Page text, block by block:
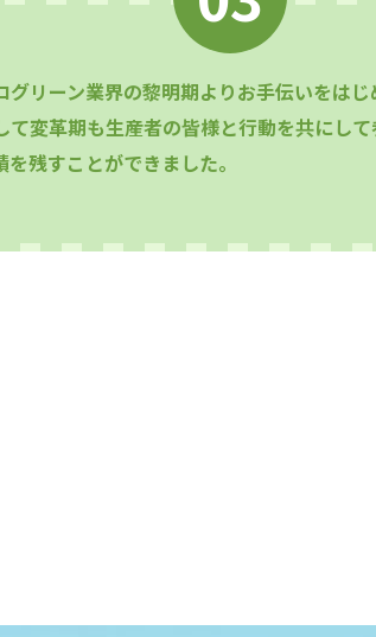
グリーン業界の黎明期よりお手伝いをは
て変革期も生産者の皆様と行動を共にし
残すことができました。